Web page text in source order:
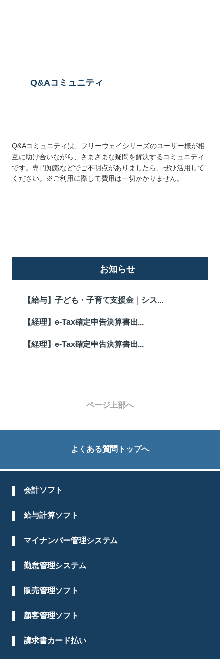
Q&Aコミュニティ
Q&Aコミュニティは、フリーウェイシリーズのユーザー様が相
互に助け合いながら、さまざまな疑問を解決するコミュニティ
です。専門知識などでご不明点がありましたら、ぜひ活用して
ください。※ご利用に際して費用は一切かかりません。
お知らせ
【給与】子ども・子育て支援金｜シス...
【経理】e-Tax確定申告決算書出...
【経理】e-Tax確定申告決算書出...
ページ上部へ
よくある質問トップへ
会計ソフト
給与計算ソフト
マイナンバー管理システム
勤怠管理システム
販売管理ソフト
顧客管理ソフト
請求書カード払い